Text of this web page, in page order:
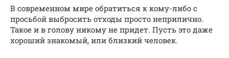
В современном мире обратиться к кому-либо с
просьбой выбросить отходы просто неприлично.
Такое и в голову никому не придет. Пусть это даже
хороший знакомый, или близкий человек.